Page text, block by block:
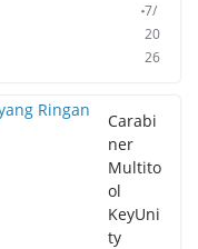
7/
20
26
Carabi
ner
Multito
ol
KeyUni
ty